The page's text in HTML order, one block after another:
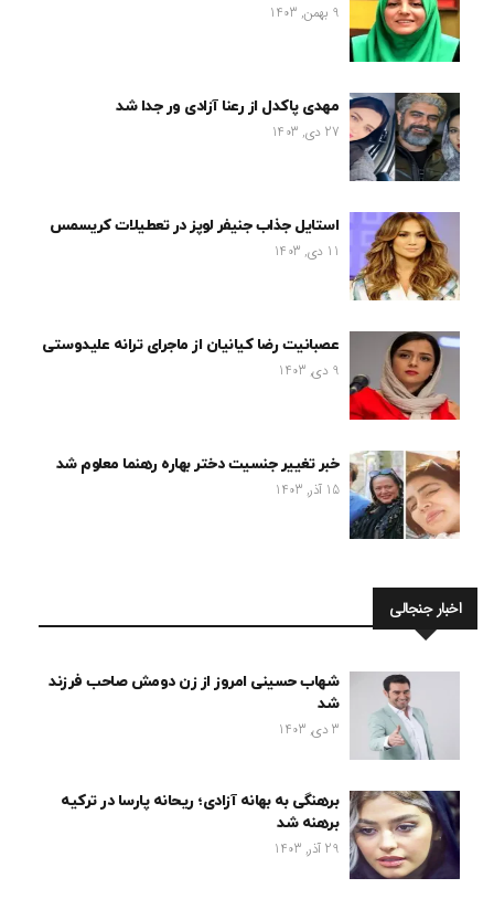
9 بهمن, 1403
مهدی پاکدل از رعنا آزادی ور جدا شد
27 دی, 1403
استایل جذاب جنیفر لوپز در تعطیلات کریسمس
11 دی, 1403
عصبانیت رضا کیانیان از ماجرای ترانه علیدوستی
9 دی, 1403
خبر تغییر جنسیت دختر بهاره رهنما معلوم شد
15 آذر, 1403
اخبار جنجالی
شهاب حسینی امروز از زن دومش صاحب فرزند
شد
3 دی, 1403
برهنگی به بهانه آزادی؛ ریحانه پارسا در ترکیه
برهنه شد
29 آذر, 1403